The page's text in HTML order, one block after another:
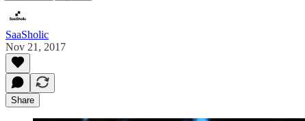
SaaSholic
Nov 21, 2017
Share